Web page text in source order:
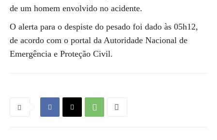
de um homem envolvido no acidente.
O alerta para o despiste do pesado foi dado às 05h12,
de acordo com o portal da Autoridade Nacional de
Emergência e Proteção Civil.